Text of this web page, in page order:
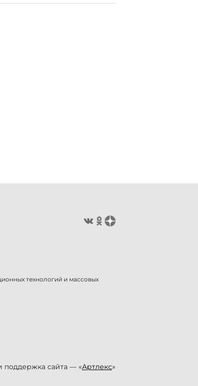
технологий и массовых
поддержка сайта — «Артлекс»